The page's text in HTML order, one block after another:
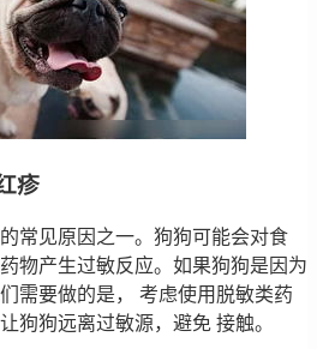
疹
常见原因之一。狗狗可能会对食
物产生过敏反应。如果狗狗是因为
需要做的是， 考虑使用脱敏类药
狗狗远离过敏源，避免 接触。